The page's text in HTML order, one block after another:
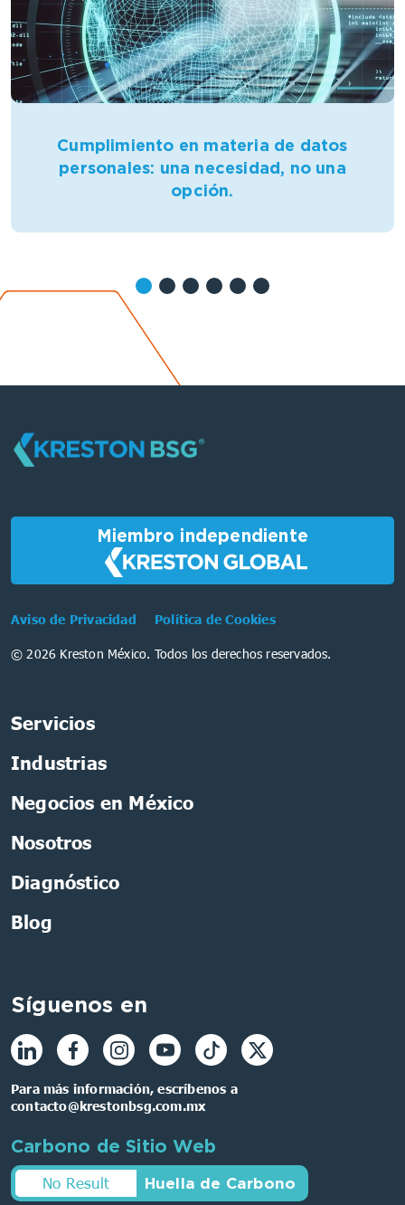
Cumplimiento en materia de datos
personales: una necesidad, no una
opción.
Miembro independiente
Aviso de Privacidad Política de Cookies
© 2026 Kreston México. Todos los derechos reservados.
Servicios
Industrias
Negocios en México
Nosotros
Diagnóstico
Blog
Síguenos en
Para más información, escríbenos a
contacto@krestonbsg.com.mx
Carbono de Sitio Web
No Result
Huella de Carbono